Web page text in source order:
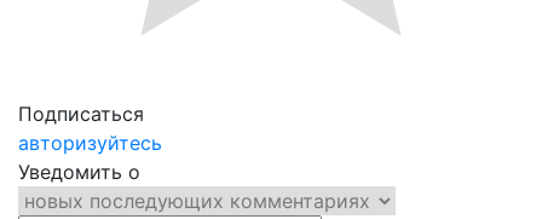
Подписаться
авторизуйтесь
Уведомить о